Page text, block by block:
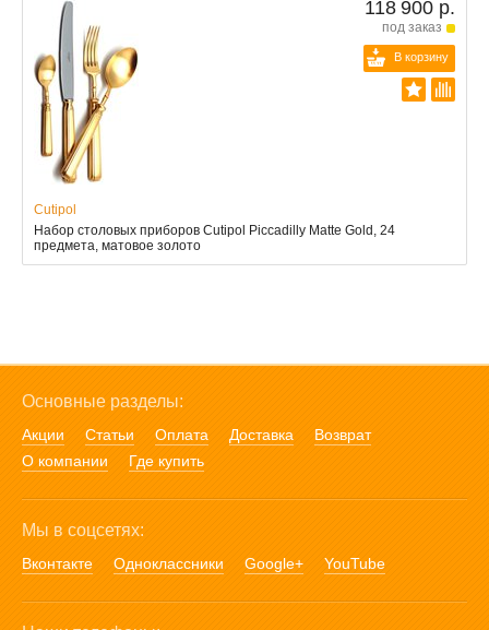
118 900 р.
под заказ
В корзину
Cutipol
Набор столовых приборов Cutipol Piccadilly Matte Gold, 24
предмета, матовое золото
Основные разделы:
Акции Статьи Оплата Доставка
Возврат
О компании
Где купить
Мы в соцсетях:
Вконтакте Одноклассники Google+ YouTube